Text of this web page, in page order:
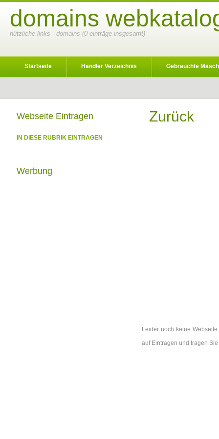
domains
nützliche links - domains (0 einträge insgesamt)
Startseite Händler Verzeichnis Gebrauchte
Zurück
Leider noch keine
auf Eintragen und tragen
Webseite Eintragen
IN DIESE RUBRIK EINTRAGEN
Werbung